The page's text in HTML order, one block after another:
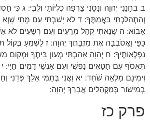
ב בְּחָנֵנִי יְהוָה וְנַסֵּנִי צָרְפָה כִלְיוֹתַי וְלִבִּי: ג כִּי
וְהִתְהַלַּכְתִּי בַּאֲמִתֶּךָ: ד לֹא יָשַׁבְתִּי עִם מְתֵי שָׁוְא
אָבוֹא: ה שָׂנֵאתִי קְהַל מְרֵעִים וְעִם רְשָׁעִים לֹא
כַּפָּי וַאֲסֹבְבָה אֶת מִזְבַּחֲךָ יְהוָה: ז לַשְׁמִעַ בְּקוֹל
נִפְלְאוֹתֶיךָ: ח יְהוָה אָהַבְתִּי מְעוֹן בֵּיתֶךָ וּמְקוֹם
תֶּאֱסֹף עִם חַטָּאִים נַפְשִׁי וְעִם אַנְשֵׁי דָמִים חַיָּי:
וִימִינָם מָלְאָה שֹּׁחַד: יא וַאֲנִי בְּתֻמִּי אֵלֵךְ פְּדֵנִי
בְמִישׁוֹר בְּמַקְהֵלִים אֲבָרֵךְ יְהוָה:
פרק כז